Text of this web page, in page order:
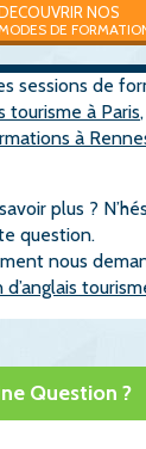
NOS
DE
sessions de
tourisme à Paris,
à
plus ?
question.
nous
Question ?